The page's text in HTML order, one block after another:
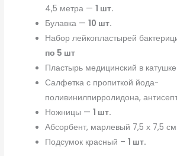
4,5 метра — 1 шт.
Булавка — 10 шт.
Набор лейкопластырей
по 5 шт
Пластырь медицинский в
Салфетка с пропиткой йода-
поливинилпирролидона,
Ножницы — 1 шт.
Абсорбент, марлевый 7,5 х 7,5
Подсумок красный – 1 шт.